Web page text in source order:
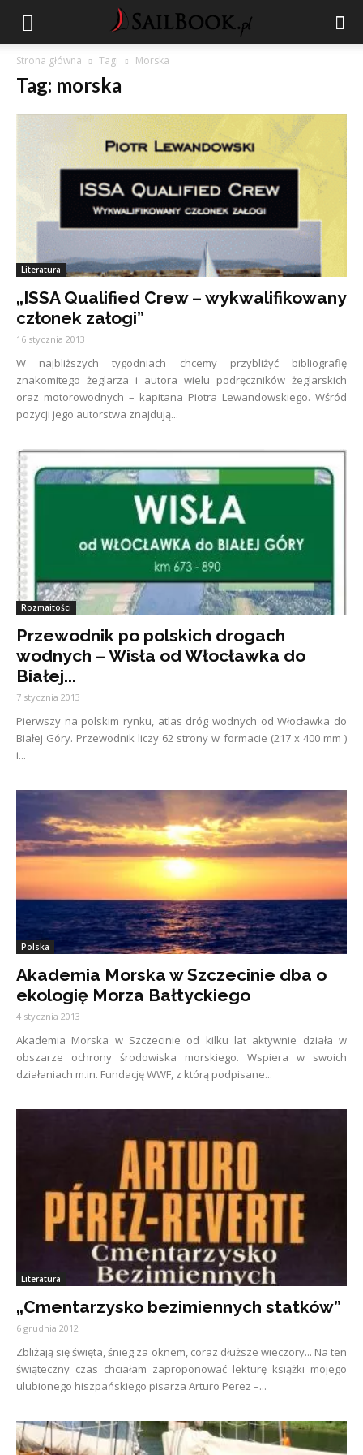
Strona główna Tagi Morska
Tag: morska
Literatura
„ISSA Qualified Crew – wykwalifikowany
członek załogi”
16 stycznia 2013
W najbliższych tygodniach chcemy przybliżyć bibliografię
znakomitego żeglarza i autora wielu podręczników żeglarskich
oraz motorowodnych – kapitana Piotra Lewandowskiego. Wśród
pozycji jego autorstwa znajdują...
Rozmaitości
Przewodnik po polskich drogach
wodnych – Wisła od Włocławka do
Białej...
7 stycznia 2013
Pierwszy na polskim rynku, atlas dróg wodnych od Włocławka do
Białej Góry. Przewodnik liczy 62 strony w formacie (217 x 400 mm )
i...
Polska
Akademia Morska w Szczecinie dba o
ekologię Morza Bałtyckiego
4 stycznia 2013
Akademia Morska w Szczecinie od kilku lat aktywnie działa w
obszarze ochrony środowiska morskiego. Wspiera w swoich
działaniach m.in. Fundację WWF, z którą podpisane...
Literatura
„Cmentarzysko bezimiennych statków”
6 grudnia 2012
Zbliżają się święta, śnieg za oknem, coraz dłuższe wieczory... Na ten
świąteczny czas chciałam zaproponować lekturę książki mojego
ulubionego hiszpańskiego pisarza Arturo Perez –...